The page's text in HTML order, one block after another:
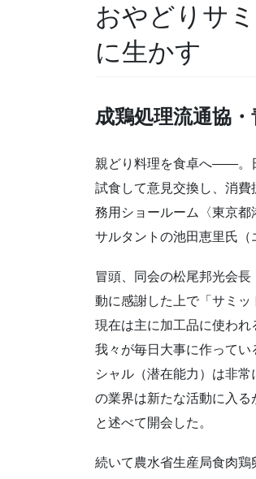
おやどりサ
に生かす
成鶏処理流通協
親どり料理を食卓へ――。
試食して意見交換し、消
務用ショールーム〈東京
サルタントの池田恵里氏（
冒頭、同会の松尾邦光会
動に感謝した上で「サミッ
現在は主に加工品に使われ
我々が毎日大事に作って
シャル（潜在能力）は非
の業界は新たな活動に入る
と述べて開会した。
続いて農水省生産局食肉鶏